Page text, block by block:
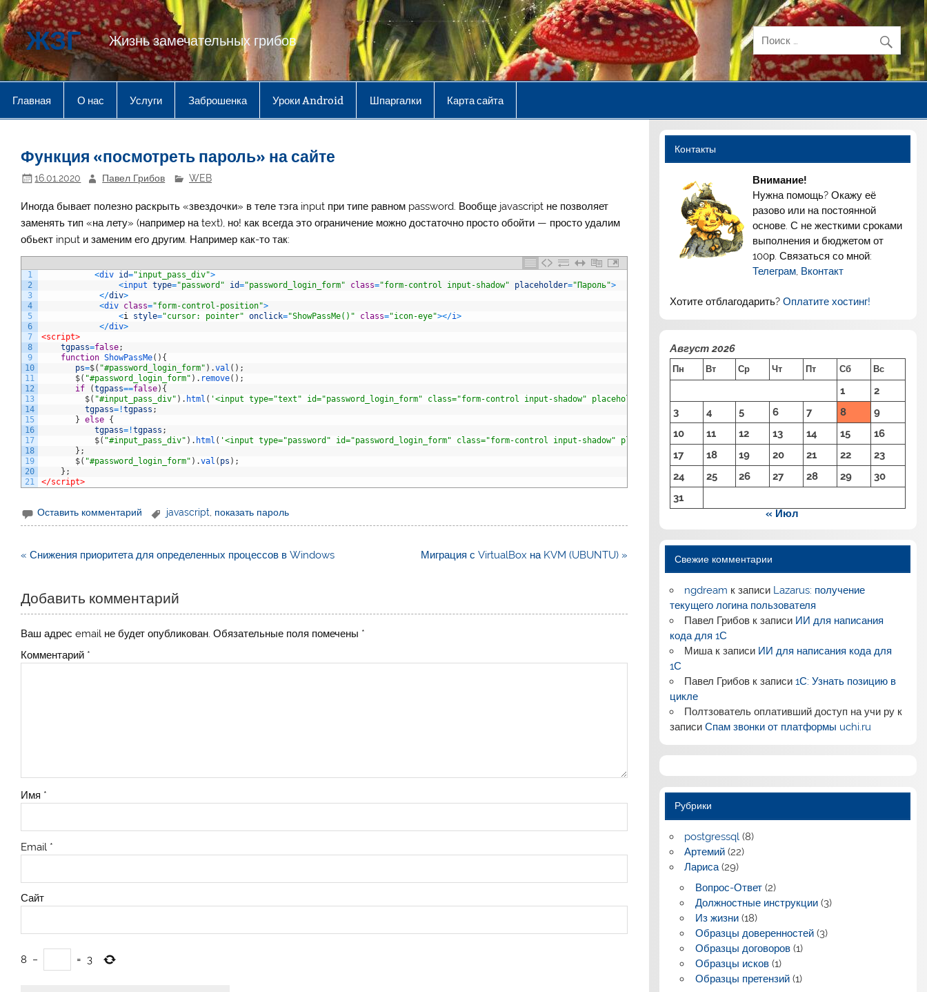
Перейти
к
содержимому
ЖЗГ Жизнь замечательных грибов
Главная О нас Услуги Заброшенка Уроки Android Шпаргалки Карта сайта
Функция «посмотреть пароль» на сайте
16.01.2020 Павел Грибов WEB
Иногда бывает полезно раскрыть «звездочки» в теле тэга input при типе равном password. Вообще javascript не позволяет
заменять тип «на лету» (например на text), но! как всегда это ограничение можно достаточно просто обойти — просто удалим
обьект input и заменим его другим. Например как-то так:
1
2
3
4
5
6
7
8
9
10
11
12
13
14
15
16
17
18
19
20
21
<div id="input_pass_div">
<input type="password" id="password_login_form" class="form-control input-shadow" placeholder="Пароль">
</div>
<div class="form-control-position">
<i style="cursor: pointer" onclick="ShowPassMe()" class="icon-eye"></i>
</div>
<script>
tgpass=false;
function ShowPassMe( ) {
ps=$( "#password_login_form" ) .val ( ) ;
$( "#password_login_form" ) . remove( ) ;
if
(tgpass==false) {
$( "#input_pass_div" ) . html ( '<input type="text" id="password_login_form" class="form-control input-shadow" placeholder="Пароль">'
tgpass= !tgpass ;
} else {
tgpass= !tgpass ;
$( "#input_pass_div" ) . html ( '<input type="password" id="password_login_form" class="form-control input-shadow" placeholder="Пароль">'
} ;
$( "#password_login_form" ) .val ( ps ) ;
} ;
</script>
Оставить комментарий javascript, показать пароль
Навигация
« Снижения приоритета для определенных процессов в Windows Миграция с VirtualBox на KVM (UBUNTU) »
Добавить комментарий
Ваш адрес email не будет опубликован. Обязательные поля помечены *
Комментарий *
Имя *
Email *
Сайт
8 − = 3
Контакты
Внимание!
Нужна помощь? Окажу её
разово или на постоянной
основе. С не жесткими сроками
выполнения и бюджетом от
100р. Связаться со мной:
Телеграм Вконтакт
Хотите отблагодарить?Оплатите хостинг!
Август 2026
Пн Вт Ср Чт Пт Сб Вс
1
2
3
4 5 6 7 8
9
10
11 12 13 14 15
16
17
18 19 20 21 22
23
24
25 26 27 28 29
30
31
« Июл
Свежие комментарии
ngdream к записи Lazarus: получение
текущего логина пользователя
Павел Грибов к записи ИИ для написания
кода для 1С
Мишак записи ИИ для написания кода для
1С
Павел Грибов к записи1С: Узнать позицию в
цикле
Полтзователь оплативший доступ на учи ру к
записиСпам звонки от платформы uchi.ru
Рубрики
postgressql (8)
Артемий (22)
Лариса(29)
Вопрос-Ответ(2)
Должностные инструкции(3)
Из жизни(18)
Образцы доверенностей(3)
Образцы договоров(1)
Образцы исков(1)
Образцы претензий(1)